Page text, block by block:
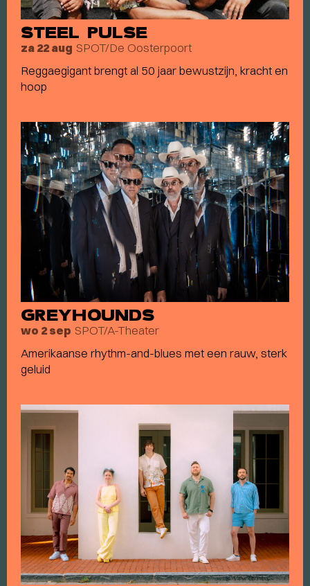
STEEL PULSE
za 22 aug SPOT/De Oosterpoort
Reggaegigant brengt al 50 jaar bewustzijn, kracht en
hoop
GREYHOUNDS
wo 2 sep SPOT/A-Theater
Amerikaanse rhythm-and-blues met een rauw, sterk
geluid